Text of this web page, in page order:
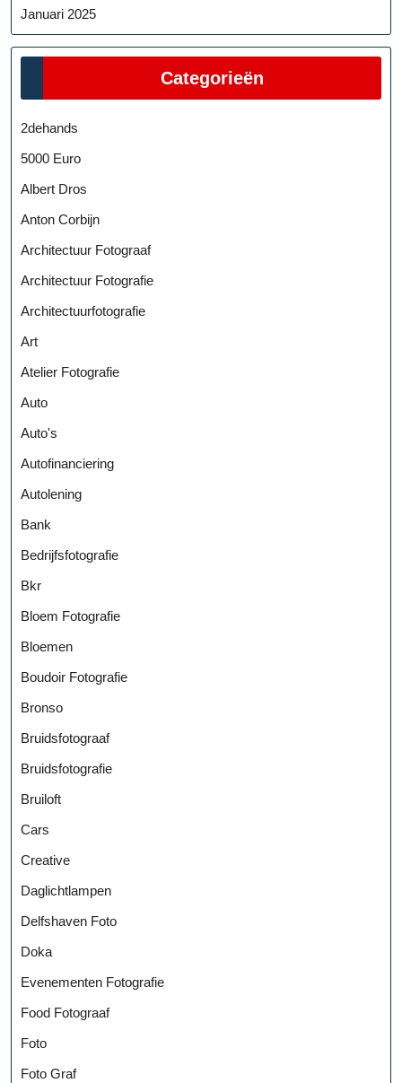
Januari 2025
Categorieën
2dehands
5000 Euro
Albert Dros
Anton Corbijn
Architectuur Fotograaf
Architectuur Fotografie
Architectuurfotografie
Art
Atelier Fotografie
Auto
Auto's
Autofinanciering
Autolening
Bank
Bedrijfsfotografie
Bkr
Bloem Fotografie
Bloemen
Boudoir Fotografie
Bronso
Bruidsfotograaf
Bruidsfotografie
Bruiloft
Cars
Creative
Daglichtlampen
Delfshaven Foto
Doka
Evenementen Fotografie
Food Fotograaf
Foto
Foto Graf